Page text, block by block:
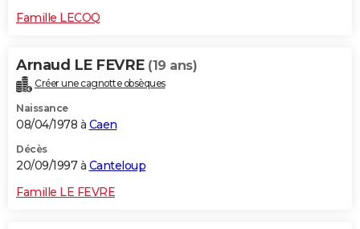
S'inscrire
Se connecter
Lycées
Collèges
Primaires
Universités
Entreprises
Service militaire
Avis de recherche
AVIS DE DÉCÈS
Bricolage
Lifestyle
Culture
Sport
Auto
Television
Voyage
Cinema
Famille LECOQ
Arnaud LE FEVRE (19 ans)
Créer une cagnotte obsèques
Naissance
08/04/1978 à Caen
Décès
20/09/1997 à Canteloup
Famille LE FEVRE